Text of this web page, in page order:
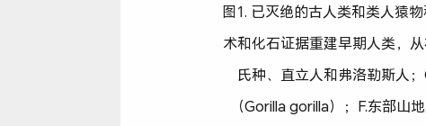
图1. 已灭绝的古人类和类人猿
术和化石证据重建早期人类，
氏种、直立人和弗洛勒斯人
（Gorilla gorilla）；F.东部